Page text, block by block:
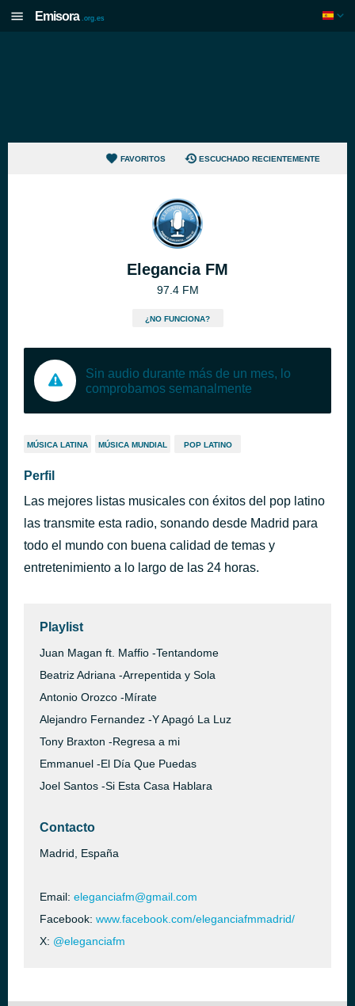
Emisora .org.es
FAVORITOS ESCUCHADO RECIENTEMENTE
Elegancia FM
97.4 FM
¿NO FUNCIONA?
Sin audio durante más de un mes, lo
comprobamos semanalmente
MÚSICA LATINA MÚSICA MUNDIAL POP LATINO
Perfil
Las mejores listas musicales con éxitos del pop latino
las transmite esta radio, sonando desde Madrid para
todo el mundo con buena calidad de temas y
entretenimiento a lo largo de las 24 horas.
Playlist
Juan Magan ft. Maffio -Tentandome
Beatriz Adriana -Arrepentida y Sola
Antonio Orozco -Mírate
Alejandro Fernandez -Y Apagó La Luz
Tony Braxton -Regresa a mi
Emmanuel -El Día Que Puedas
Joel Santos -Si Esta Casa Hablara
Contacto
Madrid, España
Email: eleganciafm@gmail.com
Facebook: www.facebook.com/eleganciafmmadrid/
X: @eleganciafm